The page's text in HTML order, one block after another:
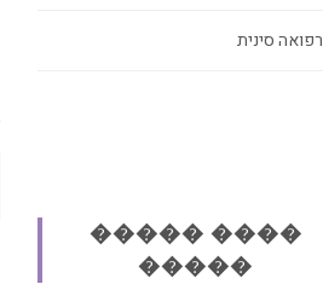
רפואה סינית
����� ����
�����